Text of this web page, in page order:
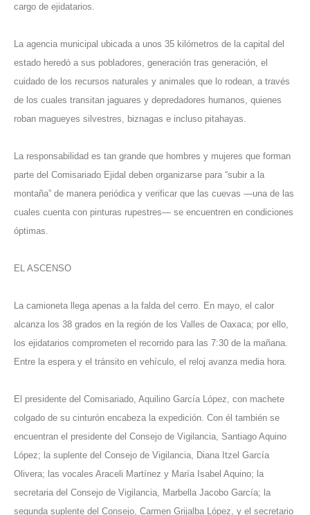
cargo de ejidatarios.
La agencia municipal ubicada a unos 35 kilómetros de la capital del
estado heredó a sus pobladores, generación tras generación, el
cuidado de los recursos naturales y animales que lo rodean, a través
de los cuales transitan jaguares y depredadores humanos, quienes
roban magueyes silvestres, biznagas e incluso pitahayas.
La responsabilidad es tan grande que hombres y mujeres que forman
parte del Comisariado Ejidal deben organizarse para “subir a la
montaña” de manera periódica y verificar que las cuevas —una de las
cuales cuenta con pinturas rupestres— se encuentren en condiciones
óptimas.
EL ASCENSO
La camioneta llega apenas a la falda del cerro. En mayo, el calor
alcanza los 38 grados en la región de los Valles de Oaxaca; por ello,
los ejidatarios comprometen el recorrido para las 7:30 de la mañana.
Entre la espera y el tránsito en vehículo, el reloj avanza media hora.
El presidente del Comisariado, Aquilino García López, con machete
colgado de su cinturón encabeza la expedición. Con él también se
encuentran el presidente del Consejo de Vigilancia, Santiago Aquino
López; la suplente del Consejo de Vigilancia, Diana Itzel García
Olivera; las vocales Araceli Martínez y María Isabel Aquino; la
secretaria del Consejo de Vigilancia, Marbella Jacobo García; la
segunda suplente del Consejo, Carmen Grijalba López, y el secretario